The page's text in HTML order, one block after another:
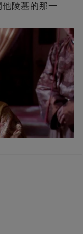
陵墓的那一